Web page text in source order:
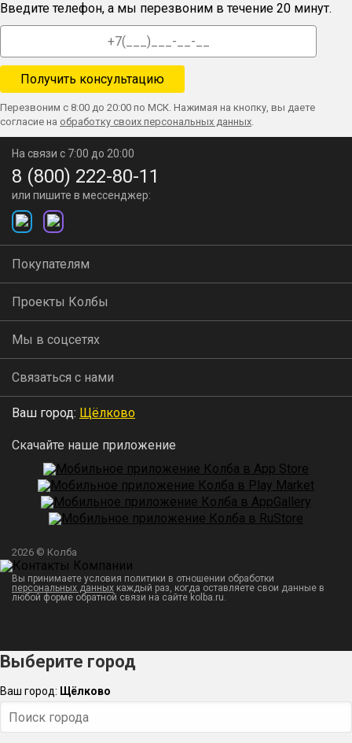
Введите телефон, а мы перезвоним в течение 20 минут.
Перезвоним с 8:00 до 20:00 по МСК. Нажимая на кнопку, вы даете
согласие на обработку своих персональных данных.
На связи с 7:00 до 20:00
8 (800) 222-80-11
или пишите в мессенджер:
Покупателям
Проекты Колбы
Мы в соцсетях
Связаться с нами
Ваш город: Щёлково
Скачайте наше приложение
2026 © Колба
Вы принимаете условия политики в отношении обработки
персональных данных каждый раз, когда оставляете свои данные в
любой форме обратной связи на сайте kolba.ru.
Выберите город
Ваш город: Щёлково